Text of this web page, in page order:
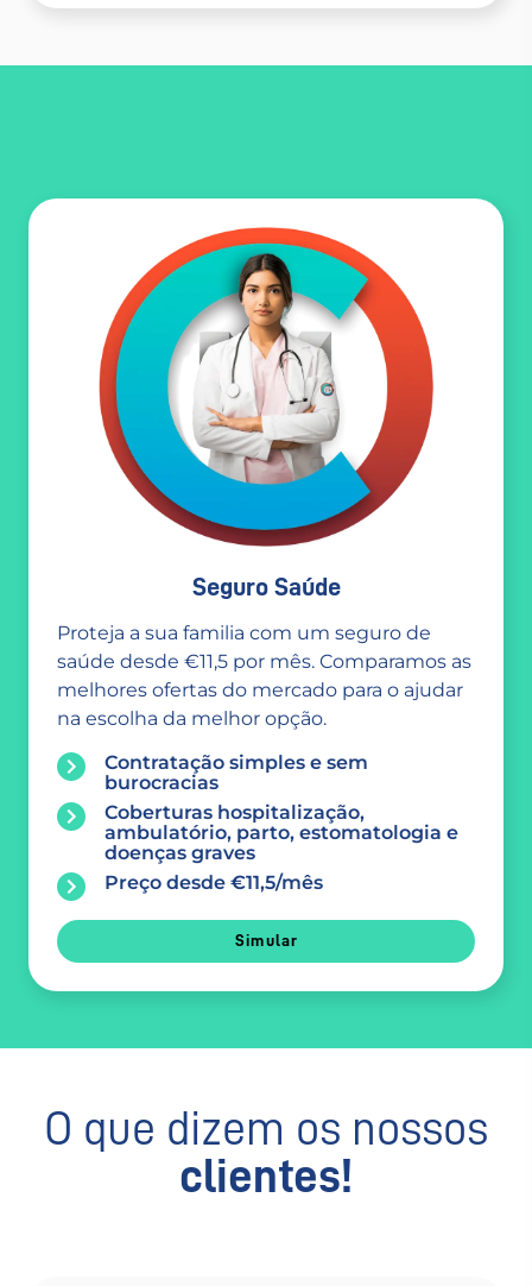
Seguro Saúde
Proteja a sua familia com um seguro de
saúde desde €11,5 por mês. Comparamos as
melhores ofertas do mercado para o ajudar
na escolha da melhor opção.
Contratação simples e sem
burocracias
Coberturas hospitalização,
ambulatório, parto, estomatologia e
doenças graves
Preço desde €11,5/mês
Simular
O que dizem os nossos
clientes!